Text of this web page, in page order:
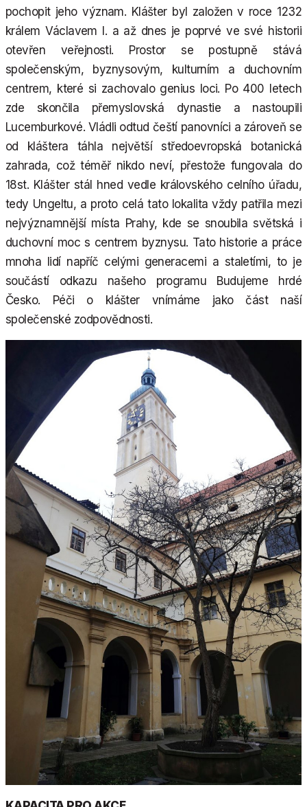
pochopit jeho význam. Klášter byl založen v roce 1232
králem Václavem I. a až dnes je poprvé ve své historii
otevřen veřejnosti. Prostor se postupně stává
společenským, byznysovým, kulturním a duchovním
centrem, které si zachovalo genius loci. Po 400 letech
zde skončila přemyslovská dynastie a nastoupili
Lucemburkové. Vládli odtud čeští panovníci a zároveň se
od kláštera táhla největší středoevropská botanická
zahrada, což téměř nikdo neví, přestože fungovala do
18st. Klášter stál hned vedle královského celního úřadu,
tedy Ungeltu, a proto celá tato lokalita vždy patřila mezi
nejvýznamnější místa Prahy, kde se snoubila světská i
duchovní moc s centrem byznysu. Tato historie a práce
mnoha lidí napříč celými generacemi a staletími, to je
součástí odkazu našeho programu Budujeme hrdé
Česko. Péči o klášter vnímáme jako část naší
společenské zodpovědnosti.